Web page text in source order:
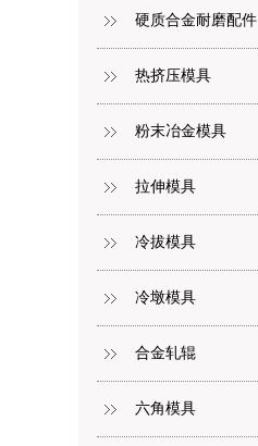
硬质合金耐磨配件
热挤压模具
粉末冶金模具
拉伸模具
冷拔模具
冷墩模具
合金轧辊
六角模具